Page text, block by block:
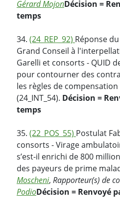
Gérard MojonDécision =
temps
34. (24_REP_92) Réponse
Grand Conseil à
Garelli et consorts - QUID
pour contourner des
les règles de
(24_INT_54). Décision =
temps
35. (22_POS_55) Postulat
consorts - Virage
s’est-il enrichi de 800
des payeurs de prime
Moscheni, Rapporteur(s) de
PodioDécision = Renvoyé